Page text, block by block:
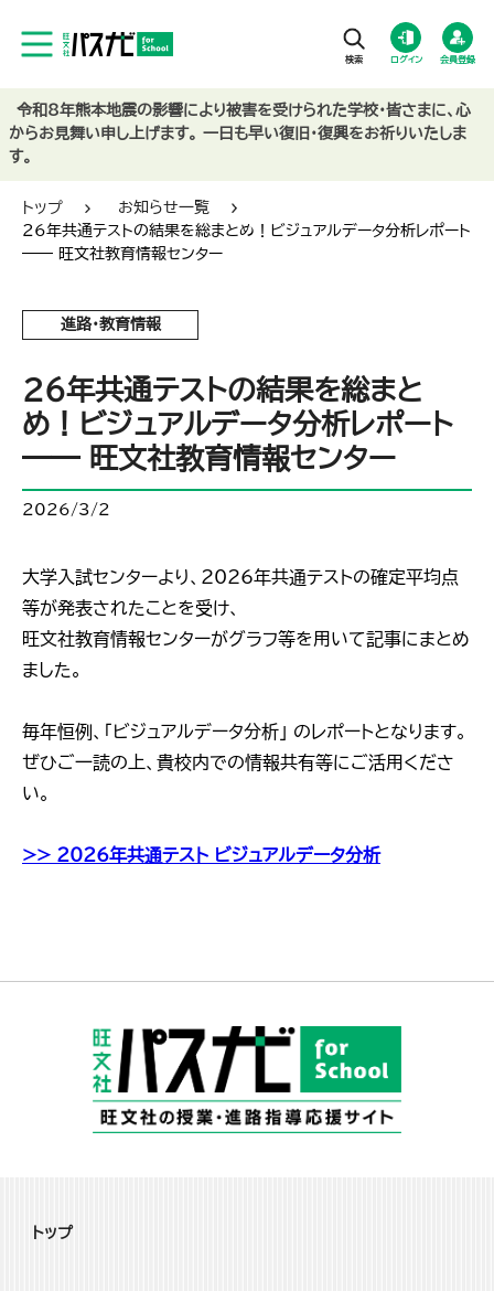
ログイン 会員登録
トップ
お知らせ一覧
26年共通テストの結果を総まとめ！ビジュアルデータ分析レポート
―― 旺文社教育情報センター
進路・教育情報
26年共通テストの結果を総まと
め！ビジュアルデータ分析レポート
―― 旺文社教育情報センター
2026/3/2
大学入試センターより、2026年共通テストの確定平均点
等が発表されたことを受け、
旺文社教育情報センターがグラフ等を用いて記事にまとめ
ました。
毎年恒例、「ビジュアルデータ分析」 のレポートとなります。
ぜひご一読の上、貴校内での情報共有等にご活用くださ
い。
>> 2026年共通テスト ビジュアルデータ分析
トップ
令和8年熊本地震の影響により被害を受けられた学校・皆さまに、心
からお見舞い申し上げます。 一日も早い復旧・復興をお祈りいたしま
す。